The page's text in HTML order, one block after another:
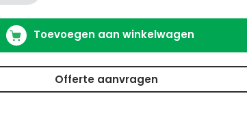
Toevoegen aan winkelwagen
Offerte aanvragen